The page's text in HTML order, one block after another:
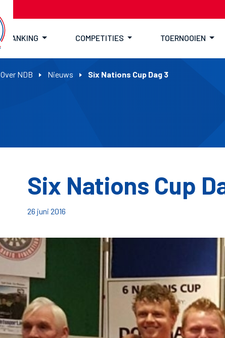
RANKING COMPETITIES TOERNOOIEN
Over NDB Nieuws Six Nations Cup Dag 3
Six Nations Cup
26 juni 2016